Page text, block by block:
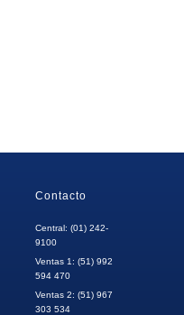
Contacto
Central: (01) 242-
9100
Ventas 1: (51) 992
594 470
Ventas 2: (51) 967
303 534